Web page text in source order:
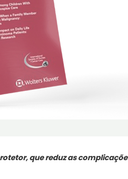
que reduz as